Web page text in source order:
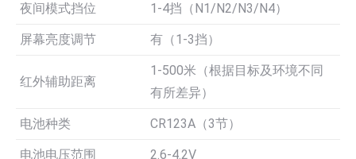
夜间模式挡位 1-4挡（N1/N2/N3/N4）
屏幕亮度调节 有（1-3挡）
红外辅助距离
1-500米（根据目标及环境不同
有所差异）
电池种类 CR123A（3节）
电池电压范围 2.6-4.2V